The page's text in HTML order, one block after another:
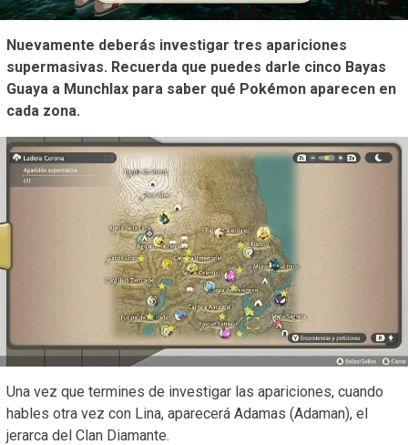
Nuevamente deberás investigar tres apariciones
supermasivas. Recuerda que puedes darle cinco Bayas
Guaya a Munchlax para saber qué Pokémon aparecen en
cada zona.
Una vez que termines de investigar las apariciones, cuando
hables otra vez con Lina, aparecerá Adamas (Adaman), el
jerarca del Clan Diamante.